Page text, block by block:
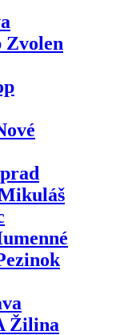
Zvolen
Žilina